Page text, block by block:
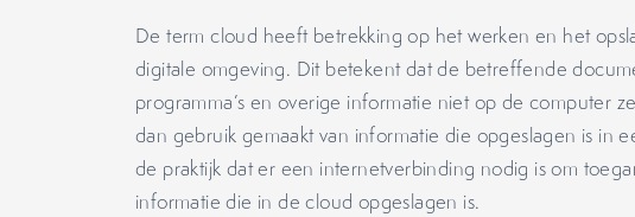
De term cloud heeft betrekking op het werken en het
digitale omgeving. Dit betekent dat de betreffende
programma’s en overige informatie niet op de computer
dan gebruik gemaakt van informatie die opgeslagen is in
de praktijk dat er een internetverbinding nodig is om
informatie die in de cloud opgeslagen is.